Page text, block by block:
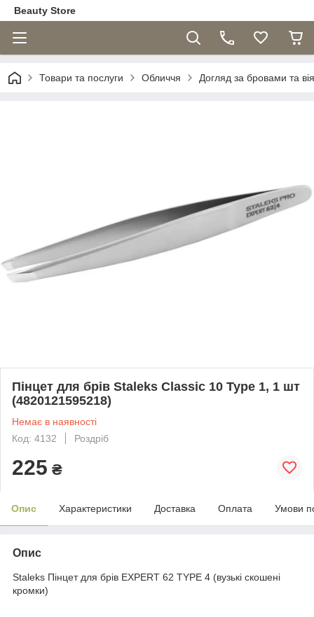
Beauty Store
Товари та послуги Обличчя Догляд за бровами та
Пінцет для брів Staleks Classic 10 Type 1, 1 шт
(4820121595218)
Немає в наявності
Код: 4132
Роздріб
225 ₴
Опис Характеристики Доставка Оплата Умови
Опис
Staleks Пінцет для брів EXPERT 62 TYPE 4 (вузькі скошені
кромки)